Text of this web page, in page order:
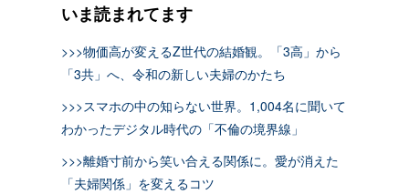
いま読まれてます
>>>物価高が変えるZ世代の結婚観。「3高」から
「3共」へ、令和の新しい夫婦のかたち
>>>スマホの中の知らない世界。1,004名に聞いて
わかったデジタル時代の「不倫の境界線」
>>>離婚寸前から笑い合える関係に。愛が消えた
「夫婦関係」を変えるコツ